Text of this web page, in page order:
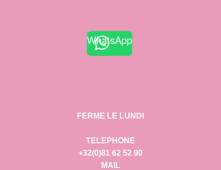
WhatsApp
FERME LE LUNDI
TELEPHONE
+32(0)81 62 52 90
MAIL